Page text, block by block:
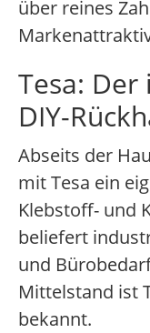
über reines
Tesa:
DIY-
Abseits der
mit Tesa ein
Klebstoff- und
beliefert
und
Mittelstand ist
bekannt.